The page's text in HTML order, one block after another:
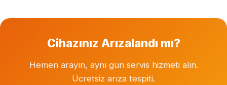
Cihazınız Arızalandı mı?
Hemen arayın, aynı gün servis hizmeti alın.
Ücretsiz arıza tespiti.